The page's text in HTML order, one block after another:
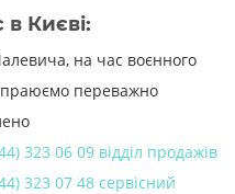
в Києві:
на час воєнного
праюємо переважно
323 06 09 відділ продажів
323 07 48 сервісний